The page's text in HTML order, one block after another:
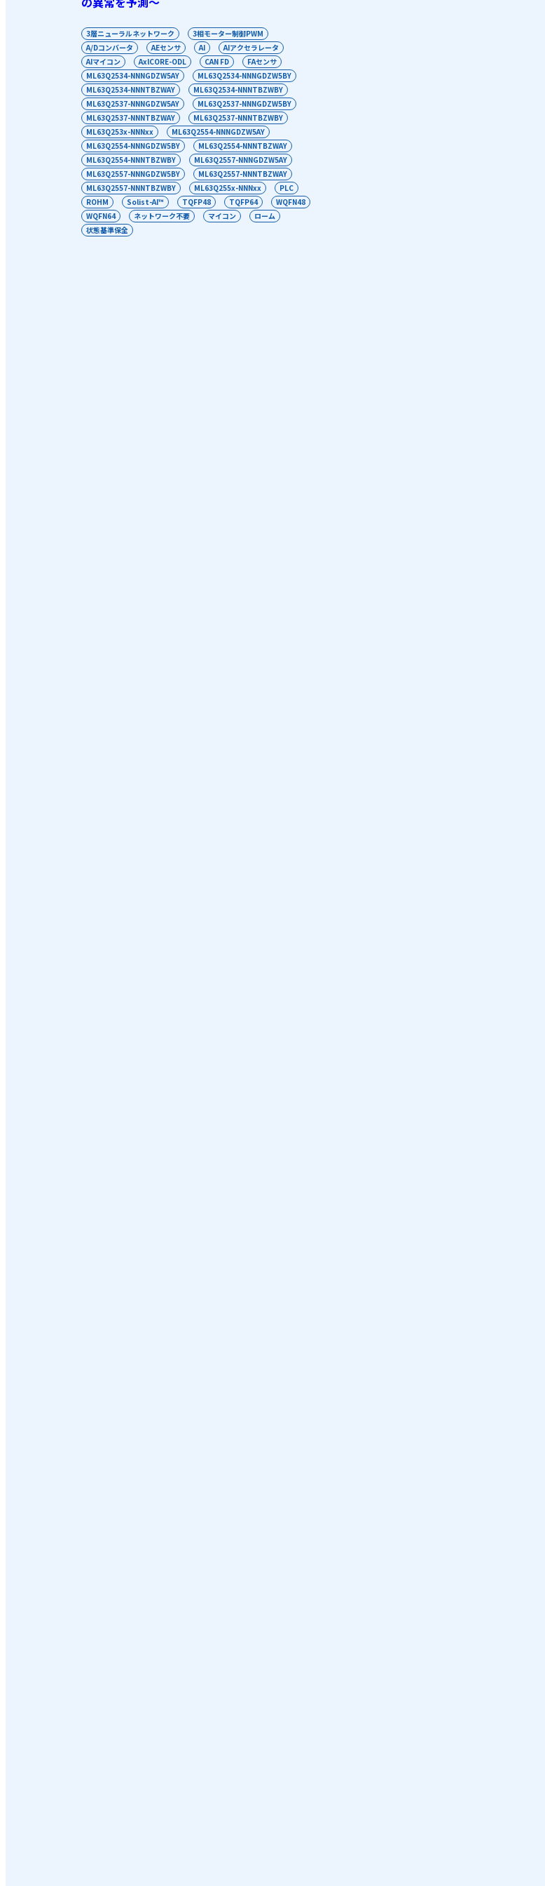
3層ニューラルネットワーク
3相モーター制御PWM
A/Dコンバータ
AEセンサ AI
AIアクセラレータ
AIマイコン
AxlCORE-ODL CAN FD
FAセンサ
ML63Q2534-NNNGDZW5AY
ML63Q2534-NNNGDZW5BY
ML63Q2534-NNNTBZWAY
ML63Q2534-NNNTBZWBY
ML63Q2537-NNNGDZW5AY
ML63Q2537-NNNGDZW5BY
ML63Q2537-NNNTBZWAY
ML63Q2537-NNNTBZWBY
ML63Q253x-NNNxx
ML63Q2554-NNNGDZW5AY
ML63Q2554-NNNGDZW5BY
ML63Q2554-NNNTBZWAY
ML63Q2554-NNNTBZWBY
ML63Q2557-NNNGDZW5AY
ML63Q2557-NNNGDZW5BY
ML63Q2557-NNNTBZWAY
ML63Q2557-NNNTBZWBY
ML63Q255x-NNNxx
PLC
ROHM
Solist-AI™ TQFP48 TQFP64
WQFN48
WQFN64
ネットワーク不要 マイコン
ローム
状態基準保全